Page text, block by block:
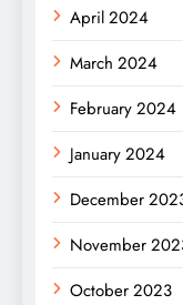
April 2024
March 2024
February 2024
January 2024
December
November
October 2023